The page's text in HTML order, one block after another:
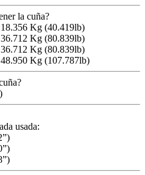
la cuña?
Kg (40.419lb)
Kg (80.839lb)
Kg (80.839lb)
Kg (107.787lb)
usada: